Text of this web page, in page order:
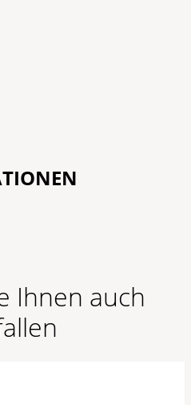
Ihnen auch